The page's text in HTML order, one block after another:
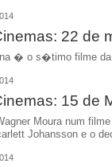
22 de
� o s�timo filme da
15 de
Moura num
Johansson e o